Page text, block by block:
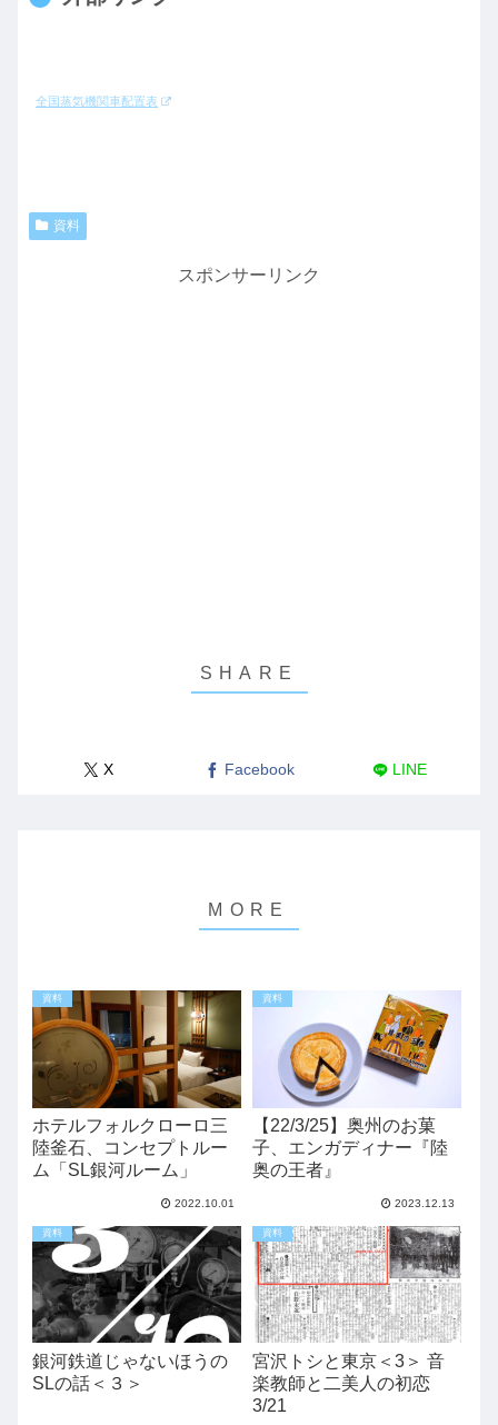
全国蒸気機関車配置表
資料
スポンサーリンク
X Facebook LINE
資料
ホテルフォルクローロ三
陸釜石、コンセプトルー
ム「SL銀河ルーム」
2022.10.01
資料
【22/3/25】奥州のお菓
子、エンガディナー『陸
奥の王者』
2023.12.13
資料
銀河鉄道じゃないほうの
SLの話＜３＞
資料
宮沢トシと東京＜3＞ 音
楽教師と二美人の初恋
3/21